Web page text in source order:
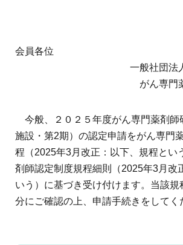
症例関連セミナー
地域薬学ケア専門薬剤師制度
学会賞他団体との連携協力
マイページ
入会・各種手続き
English
会員各位
一般社団法
がん専門
今般、２０２５年度がん専門薬剤師
施設・第2期）の認定申請をがん専門
程（2025年3月改正：以下、規程とい
剤師認定制度規程細則（2025年3月改
いう）に基づき受け付けます。当該規
分にご確認の上、申請手続きをしてく